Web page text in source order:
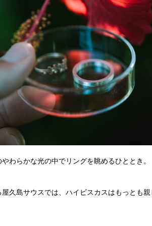
わらかな光の中でリングを眺めるひととき。
久島サウスでは、ハイビスカスはもっとも